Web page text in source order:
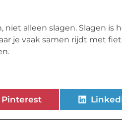
niet alleen slagen. Slagen is
je vaak samen rijdt met
Pinterest